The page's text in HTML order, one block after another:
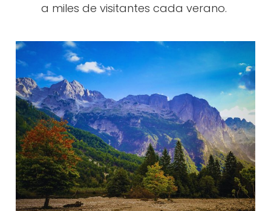
a miles de visitantes cada verano.